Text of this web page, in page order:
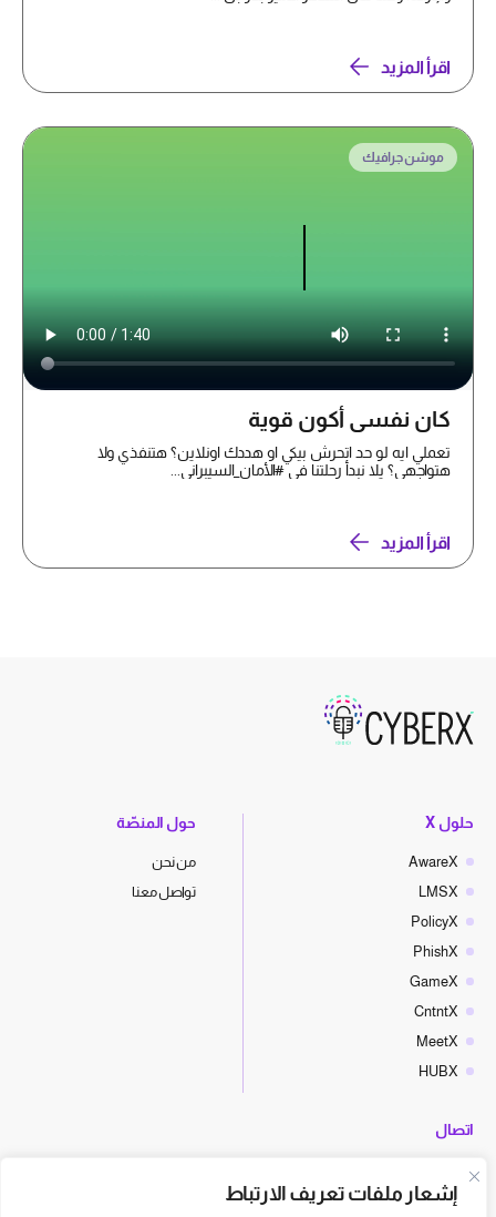
إشعار ملفات تعريف الارتباط
اقرأ المزيد
موشن جرافيك
كان نفسي أكون قوية
تعملي ايه لو حد اتحرش بيكي او هددك اونلاين؟ هتنفذي ولا
هتواجهي؟ يلا نبدأ رحلتنا في #الأمان_السيبراني...
اقرأ المزيد
حلول X
AwareX
LMSX
PolicyX
PhishX
GameX
CntntX
MeetX
HUBX
حول المنصّة
من نحن
تواصل معنا
اتصال
hello@cyberx.world